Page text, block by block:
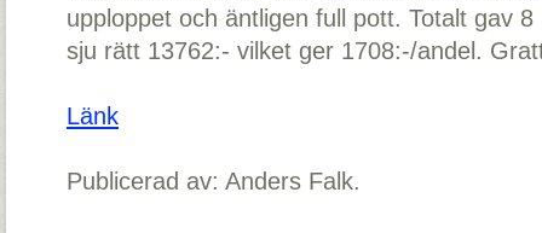
upploppet och äntligen full pott. Totalt gav
sju rätt 13762:- vilket ger 1708:-/andel.
Länk
Publicerad av: Anders Falk.